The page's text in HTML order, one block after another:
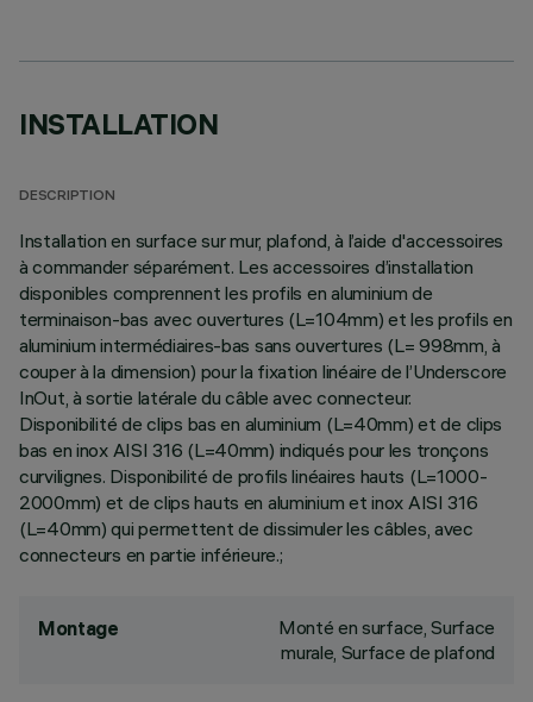
INSTALLATION
DESCRIPTION
Installation en surface sur mur, plafond, à l’aide d'accessoires
à commander séparément. Les accessoires d’installation
disponibles comprennent les profils en aluminium de
terminaison-bas avec ouvertures (L=104mm) et les profils en
aluminium intermédiaires-bas sans ouvertures (L= 998mm, à
couper à la dimension) pour la fixation linéaire de l’Underscore
InOut, à sortie latérale du câble avec connecteur.
Disponibilité de clips bas en aluminium (L=40mm) et de clips
bas en inox AISI 316 (L=40mm) indiqués pour les tronçons
curvilignes. Disponibilité de profils linéaires hauts (L=1000-
2000mm) et de clips hauts en aluminium et inox AISI 316
(L=40mm) qui permettent de dissimuler les câbles, avec
connecteurs en partie inférieure.;
Montage
Monté en surface, Surface
murale, Surface de plafond